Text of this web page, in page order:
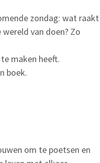
zondag: wat raakt
van doen? Zo
maken heeft.
boek.
om te poetsen en